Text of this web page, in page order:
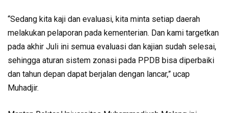
“Sedang kita kaji dan evaluasi, kita minta setiap daerah
melakukan pelaporan pada kementerian. Dan kami targetkan
pada akhir Juli ini semua evaluasi dan kajian sudah selesai,
sehingga aturan sistem zonasi pada PPDB bisa diperbaiki
dan tahun depan dapat berjalan dengan lancar,” ucap
Muhadjir.